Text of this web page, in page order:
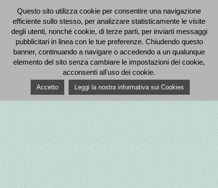
Questo sito utilizza cookie per consentire una navigazione
efficiente sullo stesso, per analizzare statisticamente le visite
degli utenti, nonché cookie, di terze parti, per inviarti messaggi
pubblicitari in linea con le tue preferenze. Chiudendo questo
banner, continuando a navigare o accedendo a un qualunque
elemento del sito senza cambiare le impostazioni dei cookie,
acconsenti all'uso dei cookie.
Accetto Leggi la nostra informativa sui Cookies